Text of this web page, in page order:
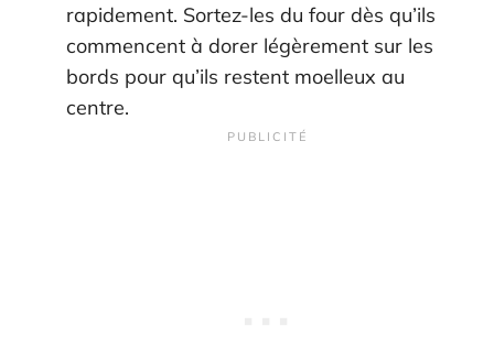
rapidement. Sortez-les du four dès qu’ils
commencent à dorer légèrement sur les
bords pour qu’ils restent moelleux au
centre.